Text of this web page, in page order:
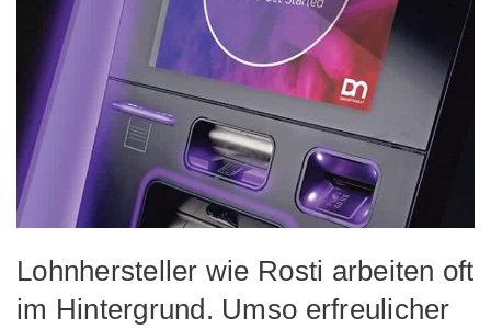
Lohnhersteller wie Rosti arbeiten oft
im Hintergrund. Umso erfreulicher